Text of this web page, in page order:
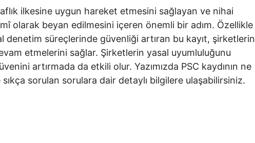
ilkesine uygun hareket etmesini sağlayan ve nihai
olarak beyan edilmesini içeren önemli bir adım. Özellikle
denetim süreçlerinde güvenliği artıran bu kayıt, şirketlerin
etmelerini sağlar. Şirketlerin yasal uyumluluğunu
artırmada da etkili olur. Yazımızda PSC kaydının ne
sıkça sorulan sorulara dair detaylı bilgilere ulaşabilirsiniz.